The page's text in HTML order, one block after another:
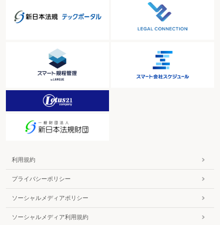
勤務間インターバル制度を導入する場合の注意点とは
§６ 休日・休暇・休業に関すること
休日に行った資格試験に備えた研修に対する休日振替や割増賃金は必要か
所定休日である祝祭日を出勤日に変更したうえで、その分の日数を夏期休暇に
加えるときは
休日労働に対する振替休日や代休を半日ずつ分割して付与することは可能か
代替休暇とは
出張における休日の取扱いは
休日労働をさせるには
24時間連続して休業させれば休日となるか
従業員を一時帰休(レイオフ)させる場合の取扱いは
年次有給休暇を確実に取得させるための取組は
年次有給休暇の時季指定権により５日間の連続休暇を付与することはできるか
年次有給休暇の付与の単位は
年次有給休暇の利用目的による付与の可否は
年次有給休暇の時間単位付与とは
利用規約
プライバシーポリシー
ソーシャルメディアポリシー
ソーシャルメディア利用規約